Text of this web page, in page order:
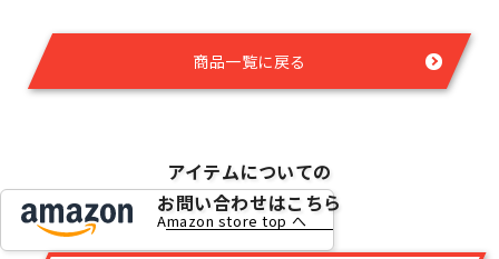
商品一覧に戻る
Amazon store top へ
アイテムについての
お問い合わせはこちら